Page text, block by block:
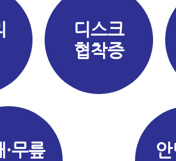
디스크
협착증
·무릎